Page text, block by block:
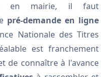
en mairie, il faut
pré-demande en ligne
Nationale des Titres
est franchement
de connaître à l'avance